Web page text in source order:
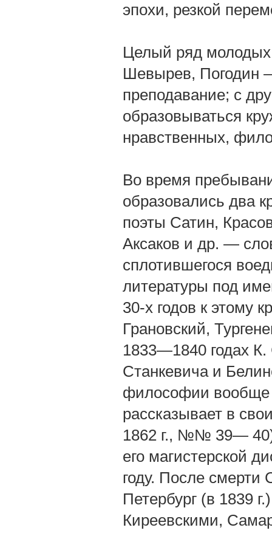
эпохи, резкой
Целый ряд
Шевырев, Погодин
преподавание; с
образовываться
нравственных,
Во время
образовались два
поэты Сатин,
Аксаков и др. —
сплотившегося
литературы под
30-х годов к этому
Грановский,
1833—1840 годах
Станкевича и
философии вообще
рассказывает в
1862 г., №№ 39—
его магистерской
году. После смерти
Петербург (в 1839
Киреевскими,